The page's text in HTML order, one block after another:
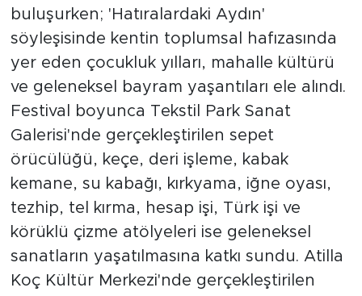
buluşurken; 'Hatıralardaki Aydın'
söyleşisinde kentin toplumsal hafızasında
yer eden çocukluk yılları, mahalle kültürü
ve geleneksel bayram yaşantıları ele alındı.
Festival boyunca Tekstil Park Sanat
Galerisi'nde gerçekleştirilen sepet
örücülüğü, keçe, deri işleme, kabak
kemane, su kabağı, kırkyama, iğne oyası,
tezhip, tel kırma, hesap işi, Türk işi ve
körüklü çizme atölyeleri ise geleneksel
sanatların yaşatılmasına katkı sundu. Atilla
Koç Kültür Merkezi'nde gerçekleştirilen